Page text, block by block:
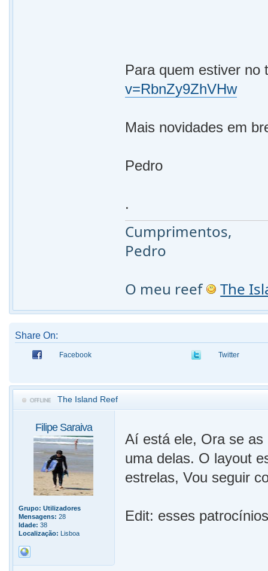
Para quem estiver no
v=RbnZy9ZhVHw
Mais novidades em
Pedro
.
Cumprimentos,
Pedro
O meu reef
The
Share On:
Facebook Twitter
The Island Reef
Filipe Saraiva
Grupo: Utilizadores
Mensagens: 28
Idade: 38
Localização: Lisboa
Aí está ele, Ora se
uma delas. O layout
estrelas, Vou seguir
Edit: esses